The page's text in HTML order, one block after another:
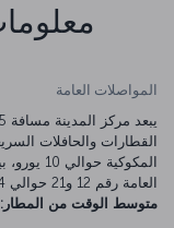
المواصلات العامة
القطارات والحافلات
العامة رقم 12 و21 حوالي 4 يورو .
متوسط الوقت من المطار: